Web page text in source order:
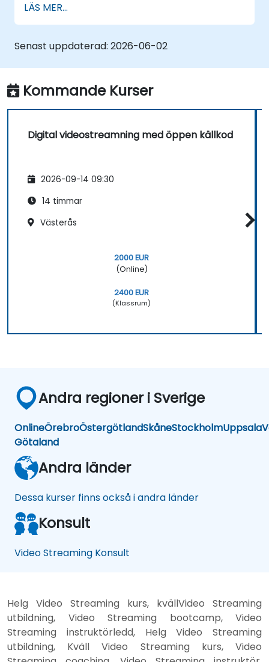
Det fördjupar sig i praktiska tillvägagångssätt
för kärnleveransprotokoll inklusive RTMP, HLS
och WebRTC, tillsammans med produktion
med OBS Studio och skalbara serverskogar
som SRS och Janus. Det ger utvecklare
färdigheter för att implementera stream-
pipelines med låg latens och adaptiv bitrates
leverans för moderna webbapplikationer.
LÄS MER...
Senast uppdaterad: 2026-06-02
Kommande Kurser
Digital videostreamning med öppen källkod
2026-09-14 09:30
14 timmar
Västerås
2000 EUR
(Online)
2400 EUR
(Klassrum)
Andra regioner i Sverige
OnlineÖrebroÖstergötlandSkåneStockholmUppsala
Götaland
Andra länder
Dessa kurser finns också i andra länder
Konsult
Video Streaming Konsult
Helg Video Streaming kurs, kvällVideo Streaming
utbildning, Video Streaming bootcamp, Video
Streaming instruktörledd, Helg Video Streaming
utbildning, Kväll Video Streaming kurs, Video